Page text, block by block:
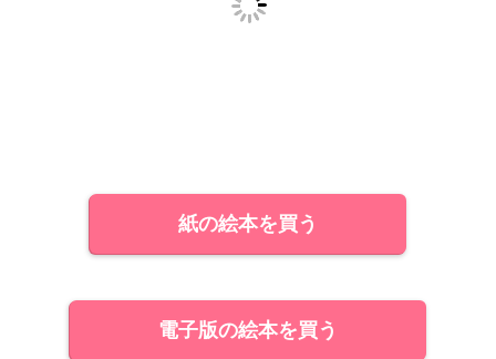
紙の絵本を買う
電子版の絵本を買う